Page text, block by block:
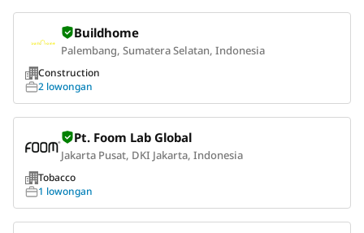
Buildhome
Palembang, Sumatera Selatan, Indonesia
Construction
2 lowongan
Pt. Foom Lab Global
Jakarta Pusat, DKI Jakarta, Indonesia
Tobacco
1 lowongan